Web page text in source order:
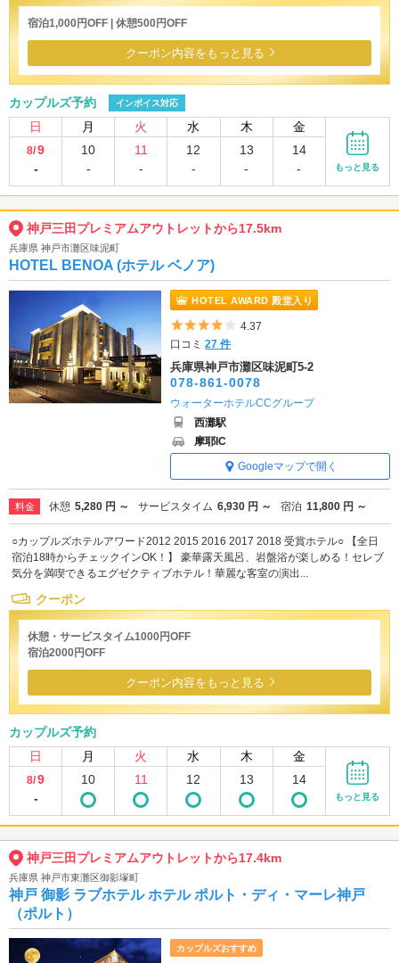
宿泊1,000円OFF | 休憩500円OFF
クーポン内容をもっと見る
カップルズ予約 インボイス対応
日 月 火 水 木 金
8/9
-
10
-
11
-
12
-
13
-
14
-
もっと見る
神戸三田プレミアムアウトレットから17.5km
兵庫県 神戸市灘区味泥町
HOTEL BENOA (ホテル ベノア)
HOTEL AWARD 殿堂入り
5つ星のうち4
4.37
口コミ27 件
兵庫県神戸市灘区味泥町5-2
078-861-0078
ウォーターホテルCCグループ
西灘駅
摩耶IC
Googleマップで開く
料金 休憩 5,280 円 ～ サービスタイム 6,930 円 ～ 宿泊 11,800 円 ～
○カップルズホテルアワード2012 2015 2016 2017 2018 受賞ホテル○ 【全日
宿泊18時からチェックインOK！】 豪華露天風呂、岩盤浴が楽しめる！セレブ
気分を満喫できるエグゼクティブホテル！華麗な客室の演出...
クーポン
休憩・サービスタイム1000円OFF
宿泊2000円OFF
クーポン内容をもっと見る
カップルズ予約
日
月 火 水 木 金
8/9
-
10 11 12 13 14
もっと見る
神戸三田プレミアムアウトレットから17.4km
兵庫県 神戸市東灘区御影塚町
神戸 御影 ラブホテル ホテル ポルト・ディ・マーレ神戸
（ポルト）
カップルズおすすめ